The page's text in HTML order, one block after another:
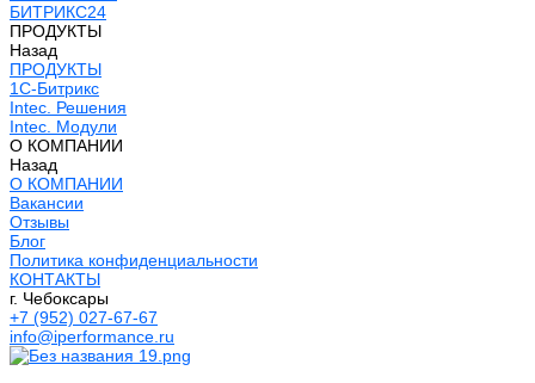
БИТРИКС24
ПРОДУКТЫ
Назад
ПРОДУКТЫ
1С-Битрикс
Intec. Решения
Intec. Модули
О КОМПАНИИ
Назад
О КОМПАНИИ
Вакансии
Отзывы
Блог
Политика конфиденциальности
КОНТАКТЫ
г. Чебоксары
+7 (952) 027-67-67
info@iperformance.ru